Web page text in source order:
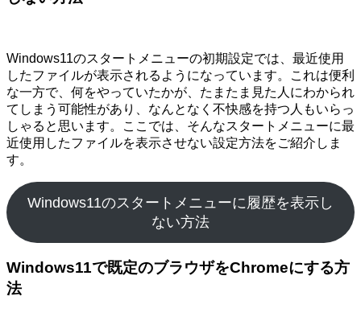
Windows11のスタートメニューの初期設定では、最近使用
したファイルが表示されるようになっています。これは便利
な一方で、何をやっていたかが、たまたま見た人にわかられ
てしまう可能性があり、なんとなく不快感を持つ人もいらっ
しゃると思います。ここでは、そんなスタートメニューに最
近使用したファイルを表示させない設定方法をご紹介しま
す。
Windows11のスタートメニューに履歴を表示し
ない方法
Windows11で既定のブラウザをChromeにする方
法